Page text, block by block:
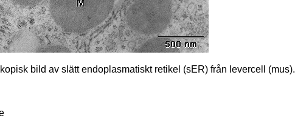
bild av slätt endoplasmatiskt retikel (sER) från levercell (mus).